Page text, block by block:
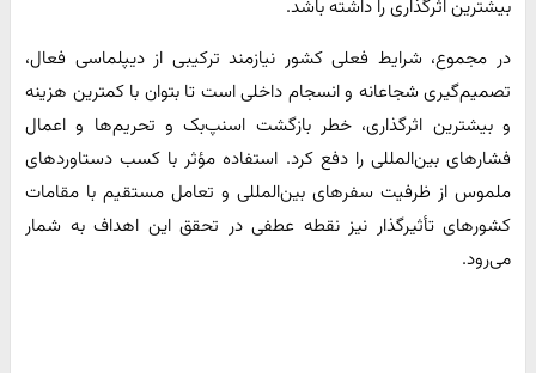
بیشترین اثرگذاری را داشته باشد.
در مجموع، شرایط فعلی کشور نیازمند ترکیبی از دیپلماسی فعال،
تصمیم‌گیری شجاعانه و انسجام داخلی است تا بتوان با کمترین هزینه
و بیشترین اثرگذاری، خطر بازگشت اسنپ‌بک و تحریم‌ها و اعمال
فشارهای بین‌المللی را دفع کرد. استفاده مؤثر با کسب دستاوردهای
ملموس از ظرفیت سفرهای بین‌المللی و تعامل مستقیم با مقامات
کشورهای تأثیرگذار نیز نقطه عطفی در تحقق این اهداف به‌ شمار
می‌رود.